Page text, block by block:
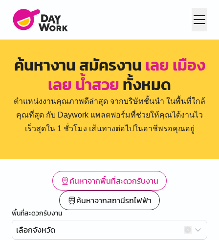
ค้นหางาน สมัครงานเลย เมือง
เลย น้ำสวยทั้งหมด
ตำแหน่งงานคุณภาพดีล่าสุด จากบริษัทชั้นนำ ในพื้นที่ใกล้
คุณที่สุด กับ Daywork แพลตฟอร์มที่ช่วยให้คุณได้งานไว
เร็วสุดใน 1 ชั่วโมง เส้นทางต่อไปในอาชีพรอคุณอยู่
ค้นหาจากพื้นที่สะดวกรับงาน
ค้นหาจากสถานีรถไฟฟ้า
พื้นที่สะดวกรับงาน
เลือกจังหวัด